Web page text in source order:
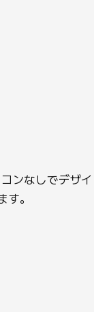
ンなしでデザ
。